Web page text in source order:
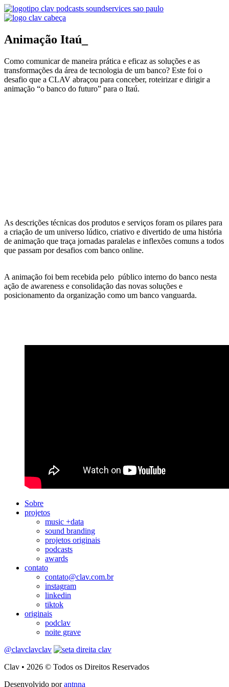
Animação Itaú_
Como comunicar de maneira prática e eficaz as soluções e as
transformações da área de tecnologia de um banco? Este foi o
desafio que a CLAV abraçou para conceber, roteirizar e dirigir a
animação “o banco do futuro” para o Itaú.
As descrições técnicas dos produtos e serviços foram os pilares para
a criação de um universo lúdico, criativo e divertido de uma história
de animação que traça jornadas paralelas e inflexões comuns a todos
que passam por desafios com banco online.
A animação foi bem recebida pelo público interno do banco nesta
ação de awareness e consolidação das novas soluções e
posicionamento da organização como um banco vanguarda.
Sobre
projetos
music +data
sound branding
projetos originais
podcasts
awards
contato
contato@clav.com.br
instagram
linkedin
tiktok
originais
podclav
noite grave
@clavclavclav
Clav • 2026 © Todos os Direitos Reservados
Desenvolvido porantnna